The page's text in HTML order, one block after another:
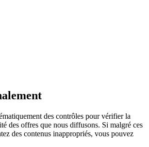
des contrôles pour vérifier la
des offres que nous diffusons. Si malgré ces
des contenus inappropriés, vous pouvez